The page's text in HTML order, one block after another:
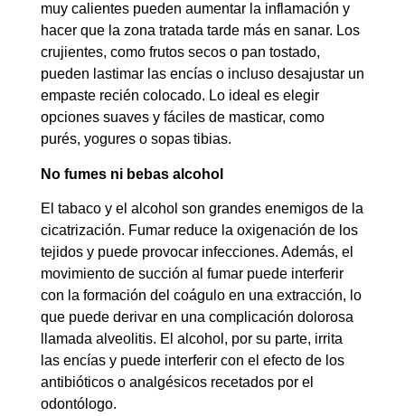
muy calientes pueden aumentar la inflamación y
hacer que la zona tratada tarde más en sanar. Los
crujientes, como frutos secos o pan tostado,
pueden lastimar las encías o incluso desajustar un
empaste recién colocado. Lo ideal es elegir
opciones suaves y fáciles de masticar, como
purés, yogures o sopas tibias.
No fumes ni bebas alcohol
El tabaco y el alcohol son grandes enemigos de la
cicatrización. Fumar reduce la oxigenación de los
tejidos y puede provocar infecciones. Además, el
movimiento de succión al fumar puede interferir
con la formación del coágulo en una extracción, lo
que puede derivar en una complicación dolorosa
llamada alveolitis. El alcohol, por su parte, irrita
las encías y puede interferir con el efecto de los
antibióticos o analgésicos recetados por el
odontólogo.